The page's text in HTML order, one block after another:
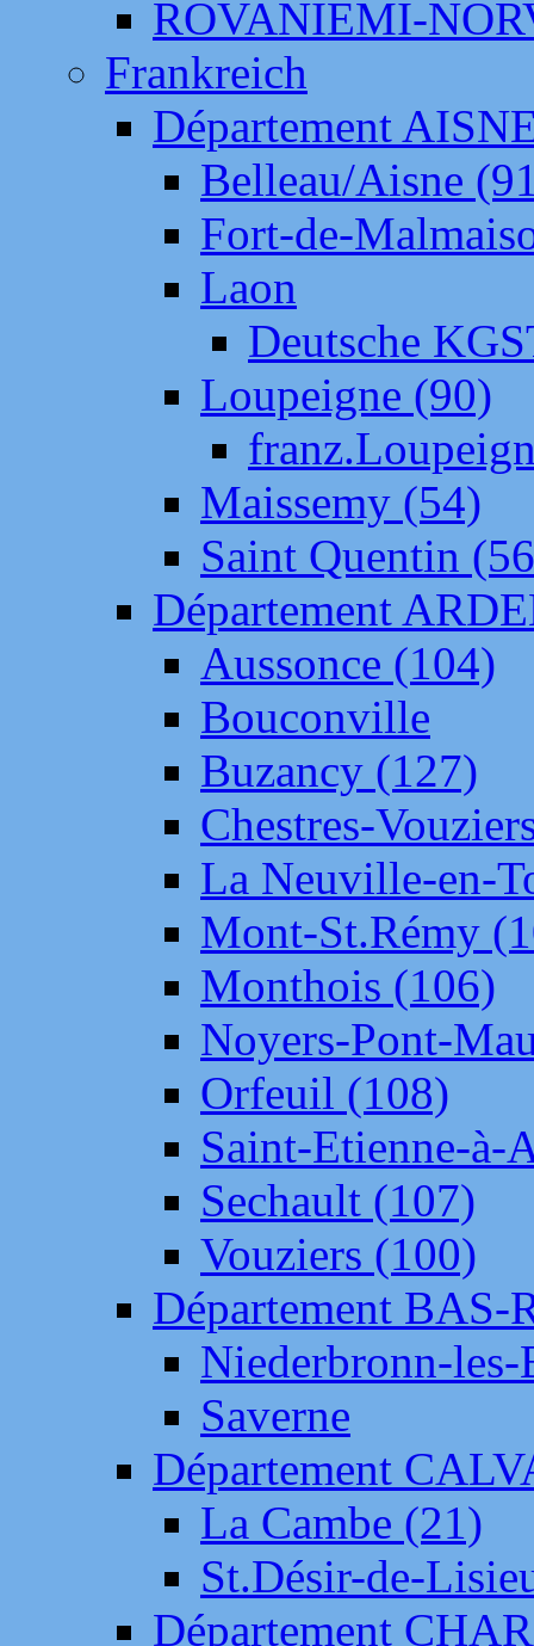
ROVANIEMI-
Frankreich
Département
Belleau/Aisne
Fort-de-
Laon
Deutsche
Loupeigne (90)
Maissemy (54)
Saint Quentin
Département
Aussonce (104)
Bouconville
Buzancy (127)
Chestres-
La Neuville-en-
Mont-St.Rémy
Monthois (106)
Noyers-Pont-
Orfeuil (108)
Saint-Etienne-à-
Sechault (107)
Vouziers (100)
Département BAS-
Niederbronn-
Saverne
Département
La Cambe (21)
St.Désir-de-
Département